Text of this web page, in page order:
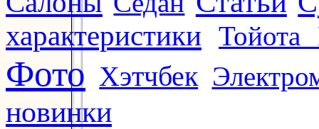
характеристики Тойота
Фото Хэтчбек
новинки